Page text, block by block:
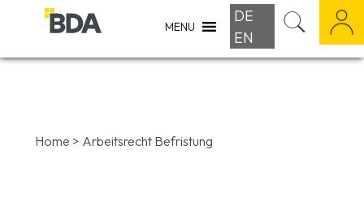
MENU
DE
EN
Home > Arbeitsrecht Befristung